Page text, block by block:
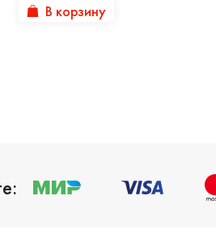
В корзину